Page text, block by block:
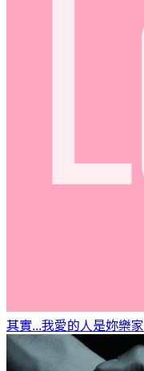
其實...我愛的人是妳樂家